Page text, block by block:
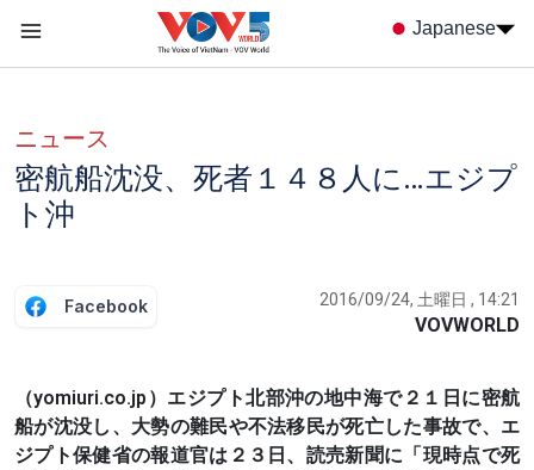
Japanese
ニュース
密航船沈没、死者１４８人に…エジプ
ト沖
Facebook 2016/09/24, 土曜日 , 14:21
VOVWORLD
（yomiuri.co.jp）エジプト北部沖の地中海で２１日に密航
船が沈没し、大勢の難民や不法移民が死亡した事故で、エ
ジプト保健省の報道官は２３日、読売新聞に「現時点で死